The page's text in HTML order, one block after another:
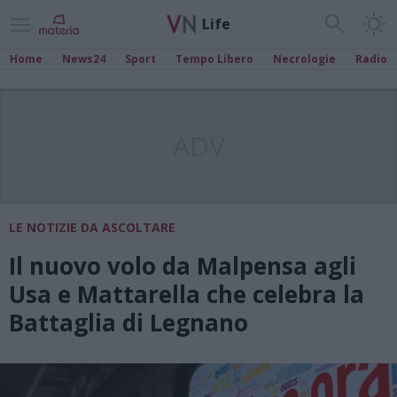
Life
Home News24 Sport Tempo Libero Necrologie Radio
LE NOTIZIE DA ASCOLTARE
Il nuovo volo da Malpensa agli
Usa e Mattarella che celebra la
Battaglia di Legnano